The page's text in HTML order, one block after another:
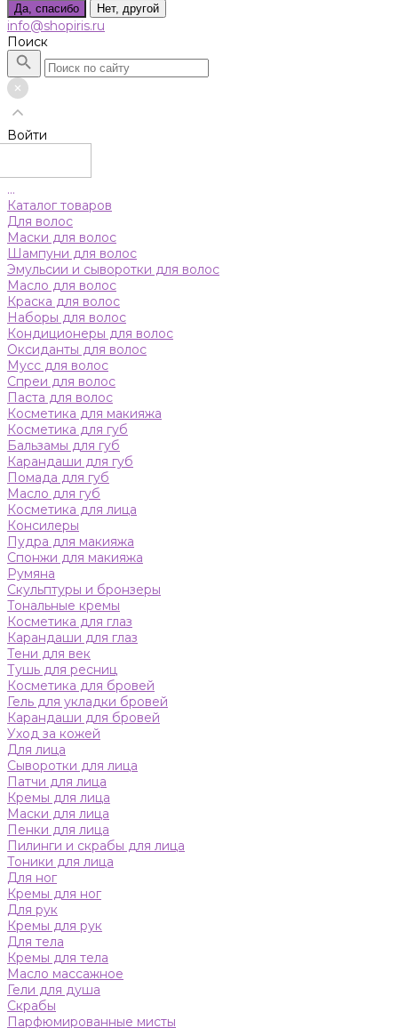
Да, спасибо Нет, другой
info@shopiris.ru
Поиск
Войти
...
Каталог товаров
Для волос
Маски для волос
Шампуни для волос
Эмульсии и сыворотки для волос
Масло для волос
Краска для волос
Наборы для волос
Кондиционеры для волос
Оксиданты для волос
Мусс для волос
Спреи для волос
Паста для волос
Косметика для макияжа
Косметика для губ
Бальзамы для губ
Карандаши для губ
Помада для губ
Масло для губ
Косметика для лица
Консилеры
Пудра для макияжа
Спонжи для макияжа
Румяна
Скульптуры и бронзеры
Тональные кремы
Косметика для глаз
Карандаши для глаз
Тени для век
Тушь для ресниц
Косметика для бровей
Гель для укладки бровей
Карандаши для бровей
Уход за кожей
Для лица
Сыворотки для лица
Патчи для лица
Кремы для лица
Маски для лица
Пенки для лица
Пилинги и скрабы для лица
Тоники для лица
Для ног
Кремы для ног
Для рук
Кремы для рук
Для тела
Кремы для тела
Масло массажное
Гели для душа
Скрабы
Парфюмированные мисты